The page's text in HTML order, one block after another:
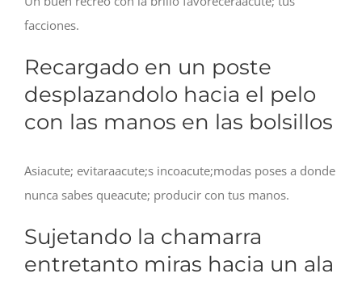
facciones.
Recargado en un poste
desplazandolo hacia el pelo
con las manos en las bolsillos
Asiacute; evitaraacute;s incoacute;modas poses a donde
nunca sabes queacute; producir con tus manos.
Sujetando la chamarra
entretanto miras hacia un ala